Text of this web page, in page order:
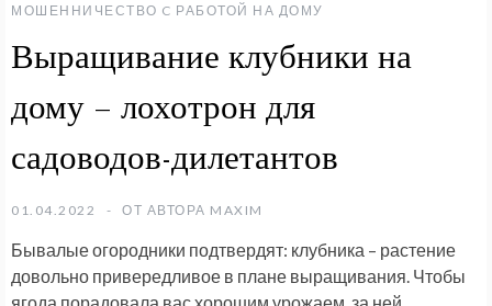
МОШЕННИЧЕСТВО C РАБОТОЙ НА ДОМУ
Выращивание клубники на
дому – лохотрон для
садоводов-дилетантов
01.04.2022 ОТ АВТОРА MAXIM
Бывалые огородники подтвердят: клубника – растение
довольно привередливое в плане выращивания. Чтобы